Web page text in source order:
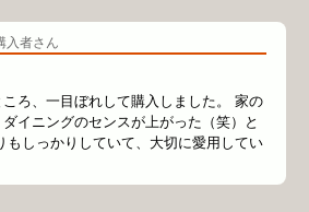
入者さん
ろ、一目ぼれして購入しました。 家の
イニングのセンスが上がった（笑）と
もしっかりしていて、大切に愛用してい